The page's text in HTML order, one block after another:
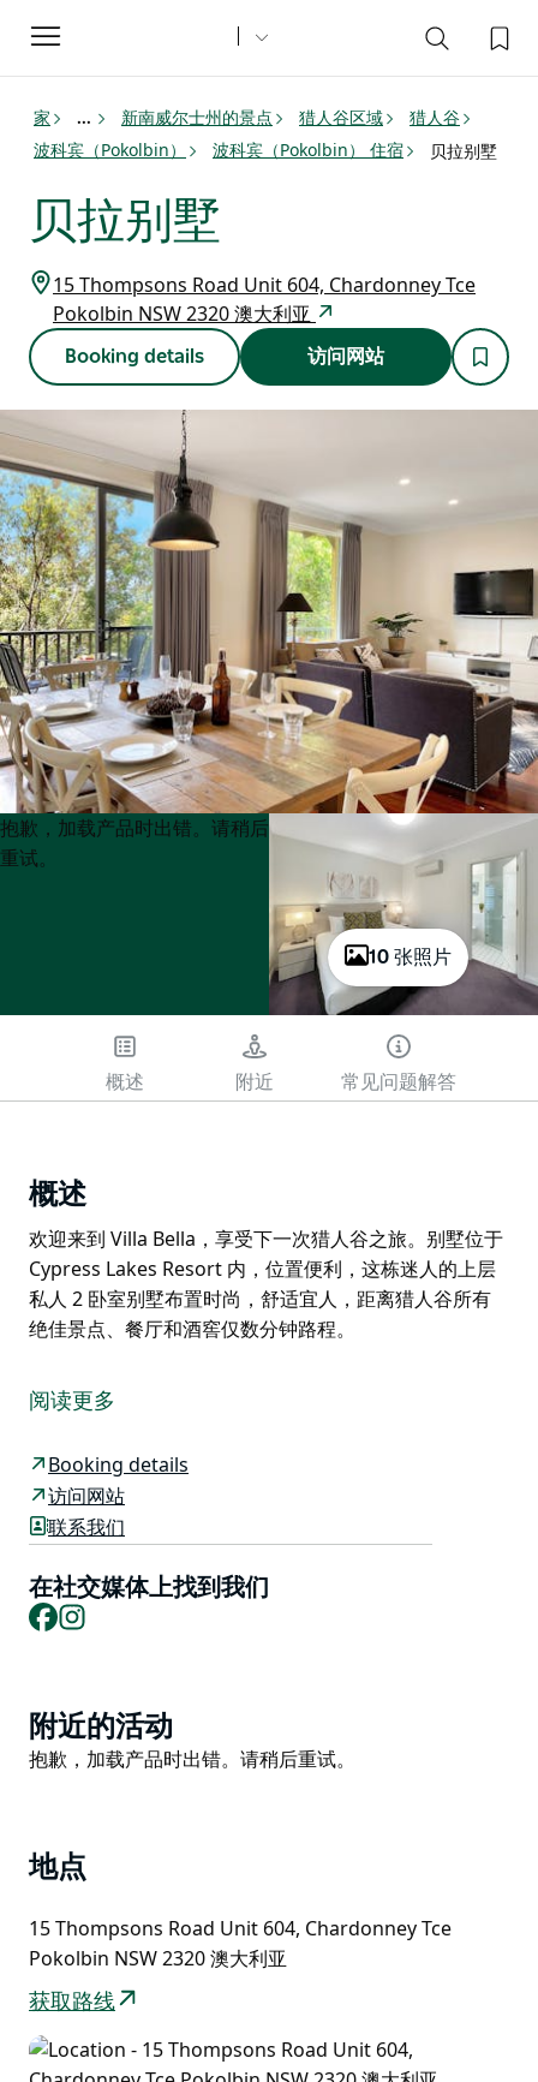
Toggle
navigation
家 ... 新南威尔士州的景点 猎人谷区域
猎人谷
波科宾（Pokolbin）
波科宾（Pokolbin） 住宿 贝拉别墅
贝拉别墅
15 Thompsons Road Unit 604, Chardonney Tce
Pokolbin NSW 2320 澳大利亚
Booking details 访问网站
10 张照片
Product
List
Product
List
抱歉，加载产品时出错。请稍后
重试。
概述 附近 常见问题解答
概述
欢迎来到 Villa Bella，享受下一次猎人谷之旅。别墅位于
Cypress Lakes Resort 内，位置便利，这栋迷人的上层
私人 2 卧室别墅布置时尚，舒适宜人，距离猎人谷所有
绝佳景点、餐厅和酒窖仅数分钟路程。
Cypress Lakes Resort 内，位置便利，这栋迷人的上层
私人 2 卧室别墅布置时尚，舒适宜人，距离猎人谷所有
阅读更多
Booking details
访问网站
联系我们
在社交媒体上找到我们
Facebook
Product
List
附近的活动
Product
抱歉，加载产品时出错。请稍后重试。
地点
15 Thompsons Road Unit 604, Chardonney Tce
Pokolbin NSW 2320 澳大利亚
获取路线